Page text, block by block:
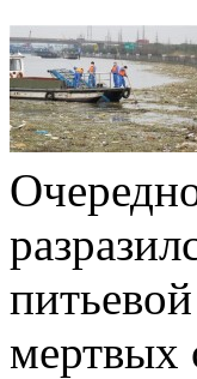
мертвых